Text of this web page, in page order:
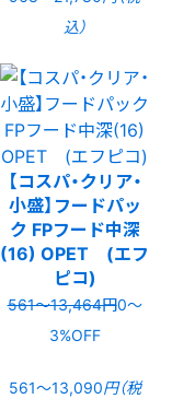
込）
【コスパ・クリア・
小盛】フードパッ
ク FPフード中深
(16) OPET (エフ
ピコ)
561〜13,464円0〜
3%OFF
561〜13,090円（税